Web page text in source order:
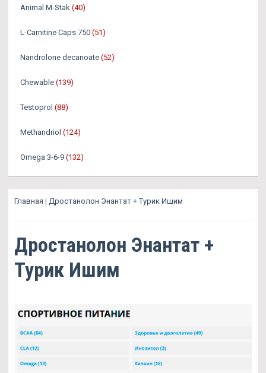
Animal M-Stak (40)
L-Carnitine Caps 750 (51)
Nandrolone decanoate (52)
Chewable (139)
Testoprol (88)
Methandriol (124)
Omega 3-6-9 (132)
Главная | Дростанолон Энантат + Турик Ишим
Дростанолон Энантат +
Турик Ишим